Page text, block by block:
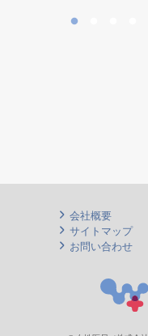
会社概要
サイトマップ
お問い合わせ